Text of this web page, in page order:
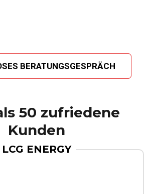
BERATUNGSGESPRÄCH
50 zufriedene
Kunden
LCG ENERGY